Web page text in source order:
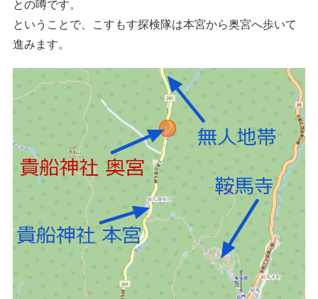
との噂です。
ということで、こすもす探検隊は本宮から奥宮へ歩いて
進みます。